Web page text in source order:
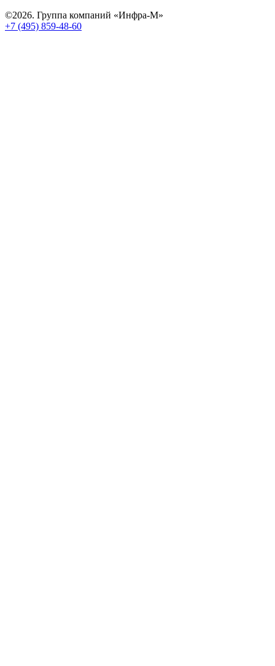
©2026. Группа компаний «Инфра-М»
+7 (495) 859-48-60